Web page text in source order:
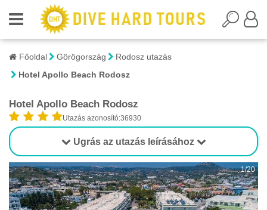
Főoldal Görögország
Rodosz utazás
Hotel Apollo Beach Rodosz
Hotel Apollo Beach Rodosz
Utazás azonosító:36930
Ugrás az utazás leírásához
1/20